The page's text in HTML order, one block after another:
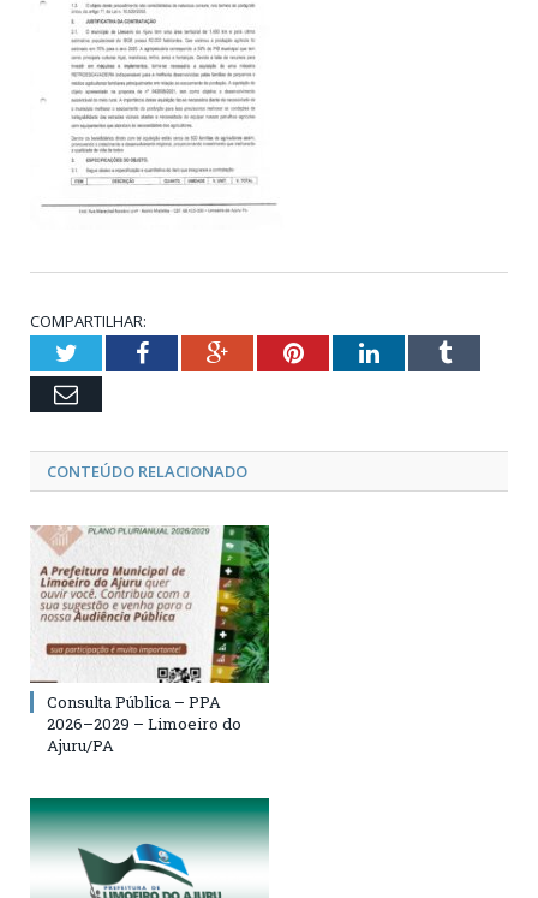
COMPARTILHAR:
TwitterFacebookGoogle+PinterestLinkedInTumblr
Email
CONTEÚDO RELACIONADO
Consulta Pública – PPA
2026–2029 – Limoeiro do
Ajuru/PA